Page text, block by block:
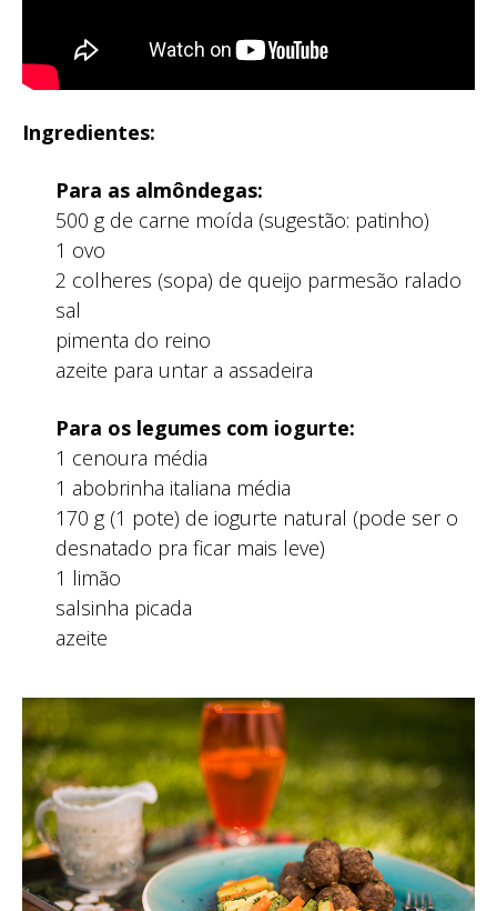
Ingredientes:
Para as almôndegas:
500 g de carne moída (sugestão: patinho)
1 ovo
2 colheres (sopa) de queijo parmesão ralado
sal
pimenta do reino
azeite para untar a assadeira
Para os legumes com iogurte:
1 cenoura média
1 abobrinha italiana média
170 g (1 pote) de iogurte natural (pode ser o
desnatado pra ficar mais leve)
1 limão
salsinha picada
azeite